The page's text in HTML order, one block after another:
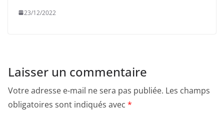
23/12/2022
Laisser un commentaire
Votre adresse e-mail ne sera pas publiée. Les champs
obligatoires sont indiqués avec *